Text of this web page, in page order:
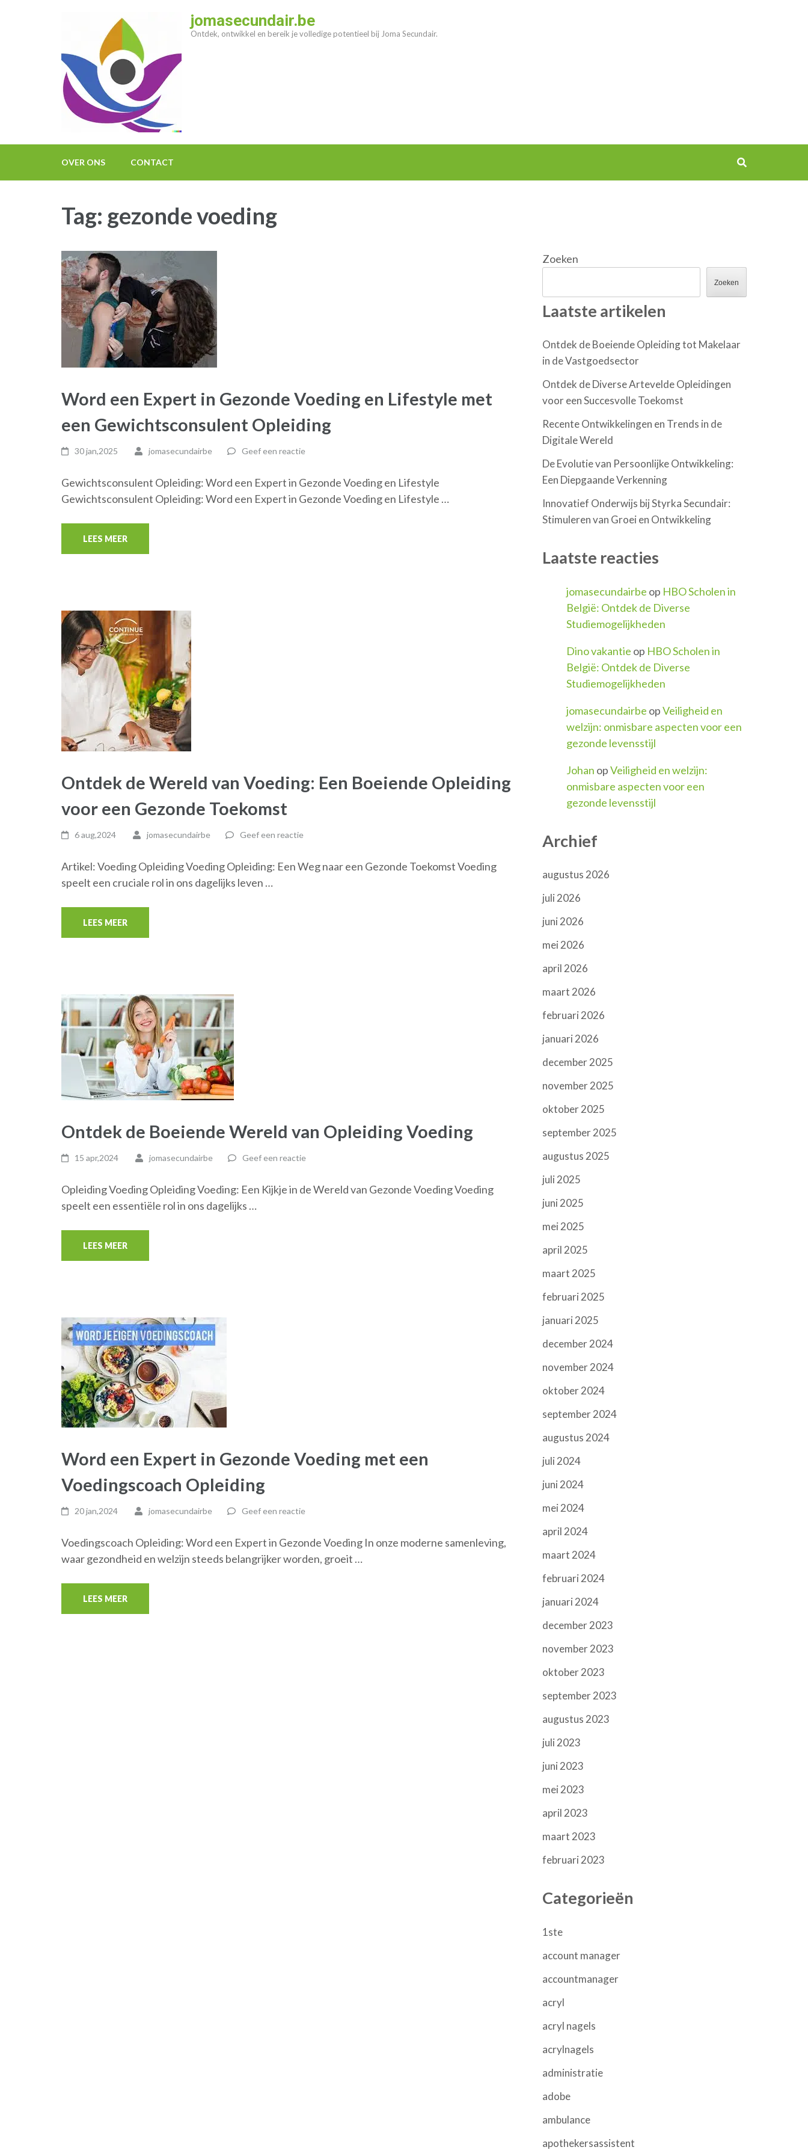
jomasecundair.be
Ontdek, ontwikkel en bereik je volledige potentieel bij Joma Secundair.
OVER ONS CONTACT
Tag: gezonde voeding
Word een Expert in Gezonde Voeding en Lifestyle met
een Gewichtsconsulent Opleiding
30 jan,2025 jomasecundairbe Geef een reactie
Gewichtsconsulent Opleiding: Word een Expert in Gezonde Voeding en Lifestyle
Gewichtsconsulent Opleiding: Word een Expert in Gezonde Voeding en Lifestyle …
LEES MEER
Ontdek de Wereld van Voeding: Een Boeiende Opleiding
voor een Gezonde Toekomst
6 aug,2024 jomasecundairbe Geef een reactie
Artikel: Voeding Opleiding Voeding Opleiding: Een Weg naar een Gezonde Toekomst Voeding
speelt een cruciale rol in ons dagelijks leven …
LEES MEER
Ontdek de Boeiende Wereld van Opleiding Voeding
15 apr,2024 jomasecundairbe Geef een reactie
Opleiding Voeding Opleiding Voeding: Een Kijkje in de Wereld van Gezonde Voeding Voeding
speelt een essentiële rol in ons dagelijks …
LEES MEER
Word een Expert in Gezonde Voeding met een
Voedingscoach Opleiding
20 jan,2024 jomasecundairbe Geef een reactie
Voedingscoach Opleiding: Word een Expert in Gezonde Voeding In onze moderne samenleving,
waar gezondheid en welzijn steeds belangrijker worden, groeit …
LEES MEER
Zoeken
Zoeken
Laatste artikelen
Ontdek de Boeiende Opleiding tot Makelaar
in de Vastgoedsector
Ontdek de Diverse Artevelde Opleidingen
voor een Succesvolle Toekomst
Recente Ontwikkelingen en Trends in de
Digitale Wereld
De Evolutie van Persoonlijke Ontwikkeling:
Een Diepgaande Verkenning
Innovatief Onderwijs bij Styrka Secundair:
Stimuleren van Groei en Ontwikkeling
Laatste reacties
jomasecundairbe op HBO Scholen in
België: Ontdek de Diverse
Studiemogelijkheden
Dino vakantie op HBO Scholen in
België: Ontdek de Diverse
Studiemogelijkheden
jomasecundairbe opVeiligheid en
welzijn: onmisbare aspecten voor een
gezonde levensstijl
Johan opVeiligheid en welzijn:
onmisbare aspecten voor een
gezonde levensstijl
Archief
augustus 2026
juli 2026
juni 2026
mei 2026
april 2026
maart 2026
februari 2026
januari 2026
december 2025
november 2025
oktober 2025
september 2025
augustus 2025
juli 2025
juni 2025
mei 2025
april 2025
maart 2025
februari 2025
januari 2025
december 2024
november 2024
oktober 2024
september 2024
augustus 2024
juli 2024
juni 2024
mei 2024
april 2024
maart 2024
februari 2024
januari 2024
december 2023
november 2023
oktober 2023
september 2023
augustus 2023
juli 2023
juni 2023
mei 2023
april 2023
maart 2023
februari 2023
Categorieën
1ste
account manager
accountmanager
acryl
acryl nagels
acrylnagels
administratie
adobe
ambulance
apothekersassistent